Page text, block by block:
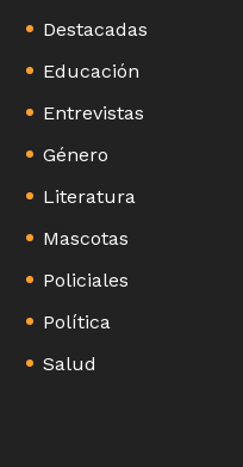
Destacadas
Educación
Entrevistas
Género
Literatura
Mascotas
Policiales
Política
Salud